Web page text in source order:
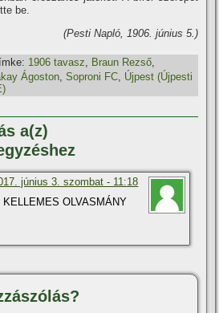
be.
(Pesti Napló, 1906. június 5.)
1906 tavasz, Braun Rezső,
Ágoston,Soproni FC, Újpest (Újpesti
a(z)
június 3. szombat - 11:18
OLVASMÁNY